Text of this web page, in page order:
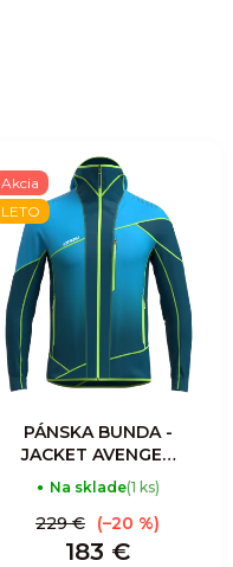
Akcia
LETO
PÁNSKA BUNDA -
JACKET AVENGER
LIGHT MAN -
ZENITH
Na sklade(1 ks)
183 €
229 € (–20 %)